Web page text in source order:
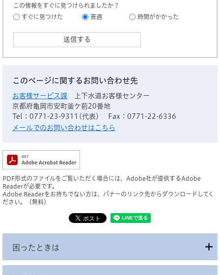
この情報をすぐに見つけられましたか？
すぐに見つけた
普通 時間がかかった
このページに関するお問い合わせ先
お客様サービス課
上下水道お客様センター
京都府亀岡市安町釜ケ前20番地
Tel：0771-23-9311(代表)
Fax：0771-22-6336
メールでのお問い合わせはこちら
PDF形式のファイルをご覧いただく場合には、Adobe社が提供するAdobe
Readerが必要です。
Adobe Readerをお持ちでない方は、バナーのリンク先からダウンロードしてく
ださい。（無料）
困ったときは